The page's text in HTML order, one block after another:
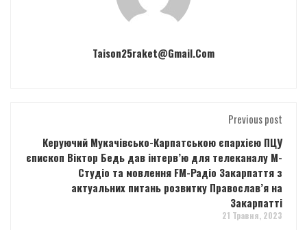
Taison25raket@gmail.com
Previous post
Керуючий Мукачівсько-Карпатською єпархією ПЦУ
єпископ Віктор Бедь дав інтерв’ю для телеканалу М-
Студіо та мовлення FM-Радіо Закарпаття з
актуальних питань розвитку Православ’я на
Закарпатті
21 Травня, 2023